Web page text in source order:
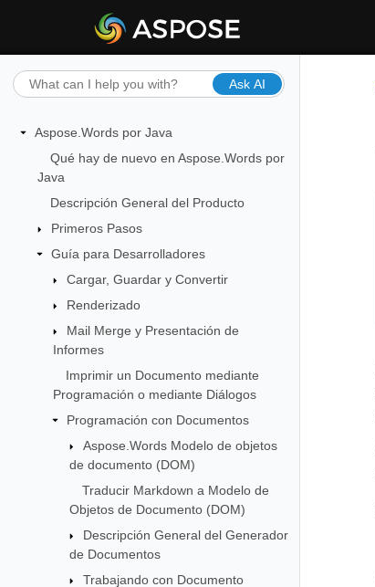
Ask AI
Aspose.Words por Java
Qué hay de nuevo en Aspose.Words por
Java
Descripción General del Producto
Primeros Pasos
Guía para Desarrolladores
Cargar, Guardar y Convertir
Renderizado
Mail Merge y Presentación de
Informes
Imprimir un Documento mediante
Programación o mediante Diálogos
Programación con Documentos
Aspose.Words Modelo de objetos
de documento (DOM)
Traducir Markdown a Modelo de
Objetos de Documento (DOM)
Descripción General del Generador
de Documentos
Trabajando con Documento